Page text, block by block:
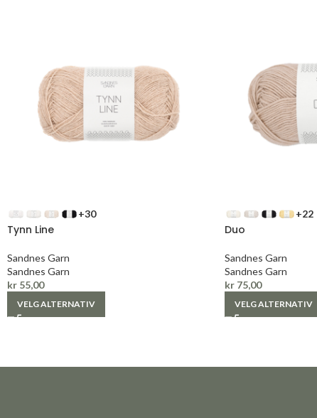
+30
Tynn Line
Sandnes Garn
Sandnes Garn
kr 55,00
VELG ALTERNATIV
+22
Duo
Sandnes Garn
Sandnes Garn
kr75,00
VELG ALTERNATIV